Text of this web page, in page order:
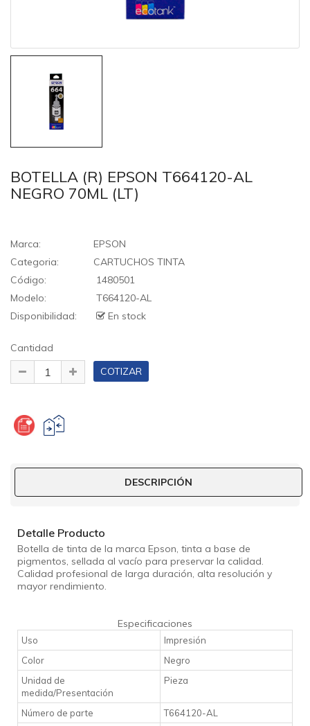
BOTELLA (R) EPSON T664120-AL
NEGRO 70ML (LT)
Marca:
EPSON
Categoria:
CARTUCHOS TINTA
Código:
1480501
Modelo:
T664120-AL
Disponibilidad:
En stock
Cantidad
DESCRIPCIÓN
Detalle Producto
Botella de tinta de la marca Epson, tinta a base de
pigmentos, sellada al vacío para preservar la calidad.
Calidad profesional de larga duración, alta resolución y
mayor rendimiento.
Especificaciones
Uso
Impresión
Color
Negro
Unidad de
medida/Presentación
Pieza
Número de parte
T664120-AL